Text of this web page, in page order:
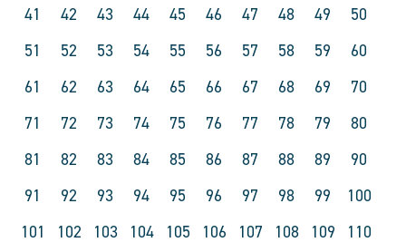
41
42 43 44 45 46 47 48 49
50
51
52 53 54 55 56 57 58 59
60
61
62 63 64 65 66 67 68 69
70
71
72 73 74 75 76 77 78 79
80
81
82 83 84 85 86 87 88 89
90
91
92 93 94 95 96 97 98 99
100
101
102 103 104 105 106 107 108 109
110